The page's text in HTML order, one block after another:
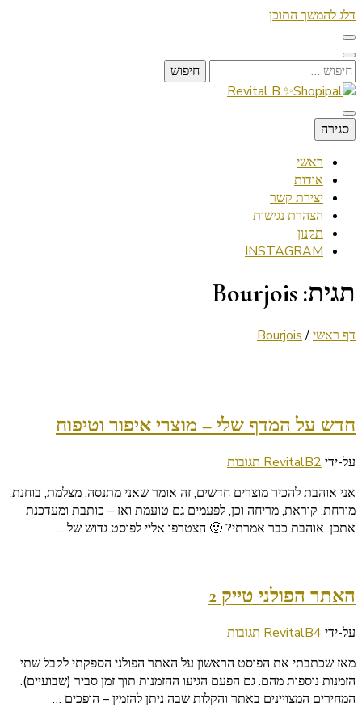
דלג להמשך התוכן
חיפוש:
Revital B.✨Shopipal
Lifestyle ✦ Beauty ✦ Vegan ✦ Travel
סגירה
ראשי
אודות
יצירת קשר
הצהרת נגישות
תקנון
INSTAGRAM
תגית: Bourjois
דף ראשי/
Bourjois
חדש על המדף שלי – מוצרי איפור וטיפוח
על-ידי RevitalB2 תגובות
על
על
המדף
שלי
וטיפוח
אני אוהבת להכיר מוצרים חדשים, זה אומר שאני מתנסה, מצלמת, בוחנת,
מורחת, קוראת, מריחה וכן, לפעמים גם טועמת ואז – כותבת ומעדכנת
אתכן. אוהבת כבר אמרתי? 🙂 הצטרפו אליי לפוסט גדוש של …
האתר הפולני טייק 2
על-ידי RevitalB4 תגובות
על
הפולני
טייק
2
מאז שכתבתי את הפוסט הראשון על האתר הפולני הספקתי לקבל שתי
הזמנות נוספות מהם. גם הפעם הגיעו ההזמנות תוך זמן סביר (שבועיים).
המחירים המצויינים באתר והקלות שבה ניתן להזמין – הופכים …